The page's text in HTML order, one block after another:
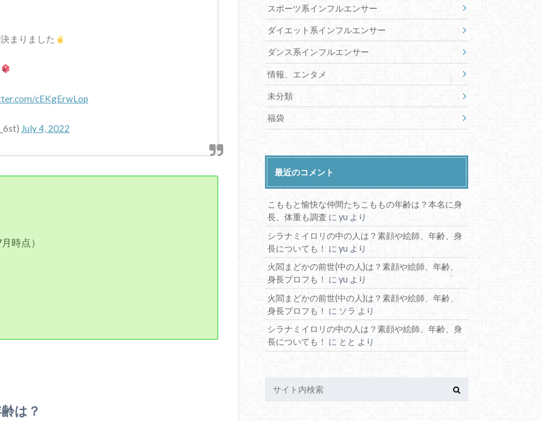
まりました
cEKgErwLop
July 4, 2022
時点）
は？
スポーツ系インフルエンサー
ダイエット系インフルエンサー
ダンス系インフルエンサー
情報、エンタメ
未分類
福袋
最近のコメント
こももと愉快な仲間たちこももの年齢は？本名に身
長、体重も調査 にyu より
シラナミイロリの中の人は？素顔や絵師、年齢、身
長についても！ にyu より
火閻まどかの前世(中の人)は？素顔や絵師、年齢、
身長プロフも！ にyu より
火閻まどかの前世(中の人)は？素顔や絵師、年齢、
身長プロフも！ に ソラ より
シラナミイロリの中の人は？素顔や絵師、年齢、身
長についても！ に とと より